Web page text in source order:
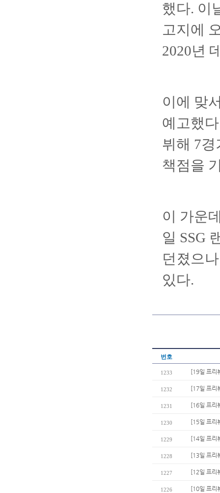
했다. 이
고지에
2020년
이에 맞
예고했
뷔해 7
책점을
이 가운
일 SSG
던졌으
있다.
번호
1233 [19일 프리
1232 [17일 프리
1231 [16일 프리
1230 [15일 프리
1229 [14일 프리
1228 [13일 프리
1227 [12일 프리
1226 [10일 프리